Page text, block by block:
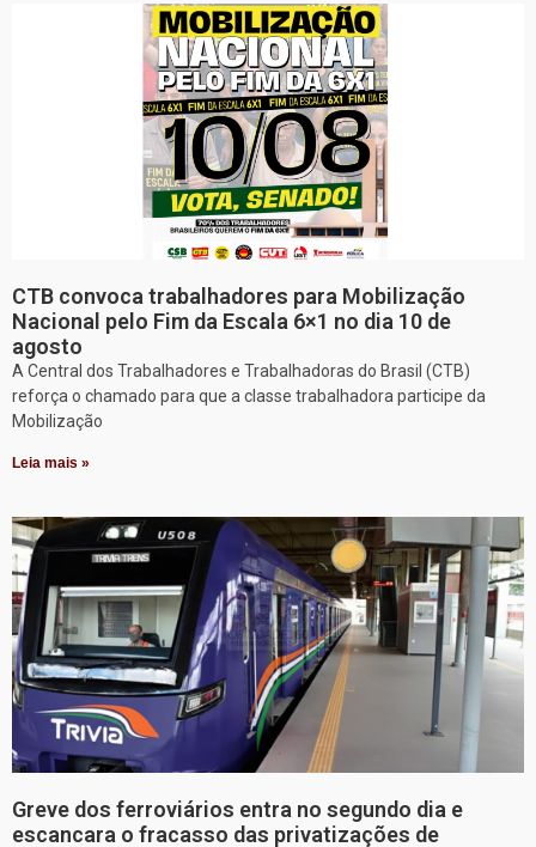
CTB convoca trabalhadores para Mobilização
Nacional pelo Fim da Escala 6×1 no dia 10 de
agosto
A Central dos Trabalhadores e Trabalhadoras do Brasil (CTB)
reforça o chamado para que a classe trabalhadora participe da
Mobilização
Leia mais »
Greve dos ferroviários entra no segundo dia e
escancara o fracasso das privatizações de